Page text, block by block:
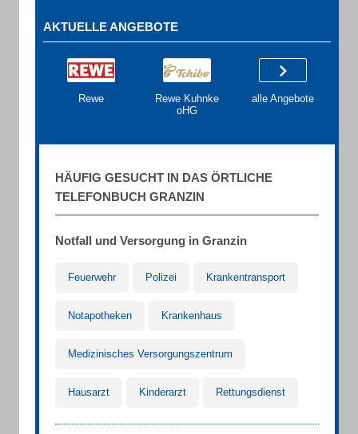
AKTUELLE ANGEBOTE
Rewe
Rewe Kuhnke
oHG
alle Angebote
HÄUFIG GESUCHT IN DAS ÖRTLICHE
TELEFONBUCH GRANZIN
Notfall und Versorgung in Granzin
Feuerwehr Polizei Krankentransport
Notapotheken Krankenhaus
Medizinisches Versorgungszentrum
Hausarzt Kinderarzt Rettungsdienst